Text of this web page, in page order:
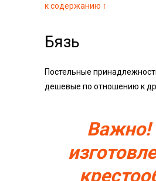
к содержанию ↑
Бязь
Постельные
дешевые по отношению к
Важно!